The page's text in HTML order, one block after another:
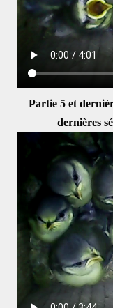
Partie 5 et
dernières